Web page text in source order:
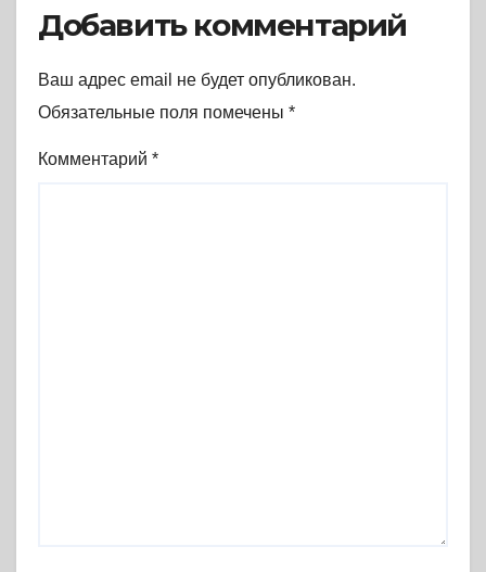
Добавить комментарий
Ваш адрес email не будет опубликован.
Обязательные поля помечены *
Комментарий *